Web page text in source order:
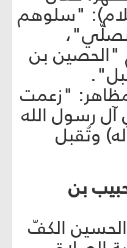
"سلوهم
نصلّي"،
"الحصين بن
"زعمت
آل رسول الله
وتُقبل
بن
الكفّ